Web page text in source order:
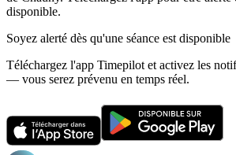
disponible.
Soyez alerté dès qu'une séance est disponible
Téléchargez l'app Timepilot et activez les
— vous serez prévenu en temps réel.